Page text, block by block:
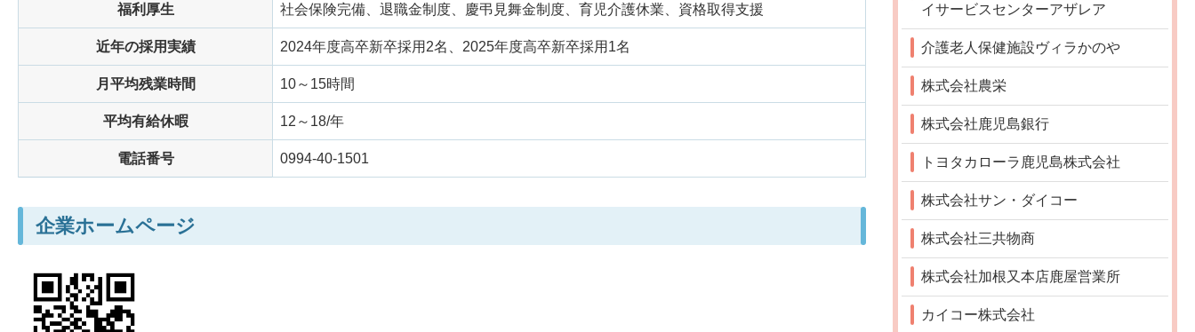
福利厚生 社会保険完備、退職金制度、慶弔見舞金制度、育児介護休業、資格取得支援
近年の採用実績 2024年度高卒新卒採用2名、2025年度高卒新卒採用1名
月平均残業時間 10～15時間
平均有給休暇 12～18/年
電話番号 0994-40-1501
企業ホームページ
イサービスセンターアザレア
介護老人保健施設ヴィラかのや
株式会社農栄
株式会社鹿児島銀行
トヨタカローラ鹿児島株式会社
株式会社サン・ダイコー
株式会社三共物商
株式会社加根又本店鹿屋営業所
カイコー株式会社